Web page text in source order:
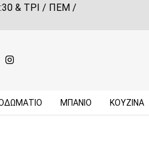
& ΤΡΙ / ΠΕΜ /
ΜΠΆΝΙΟ ΚΟΥΖΊΝΑ